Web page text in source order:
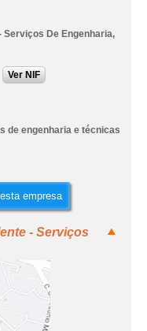
Serviços De Engenharia,
Ver NIF
de engenharia e técnicas
empresa
- Serviços